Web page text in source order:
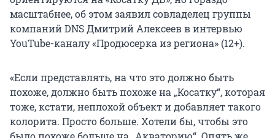
масштабнее, об этом заявил совладелец группы
компаний DNS Дмитрий Алексеев в интервью
YouTube-каналу «Продюсерка из региона» (12+).
«Если представлять, на что это должно быть
похоже, должно быть похоже на „Косатку“, которая
тоже, кстати, неплохой объект и добавляет такого
колорита. Просто больше. Хотели бы, чтобы это